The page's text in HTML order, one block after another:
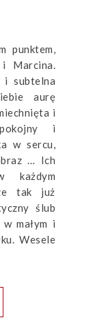
punktem,
Marcina.
i subtelna
aurę
i
i
w sercu,
… Ich
każdym
tak już
ślub
małym i
Wesele